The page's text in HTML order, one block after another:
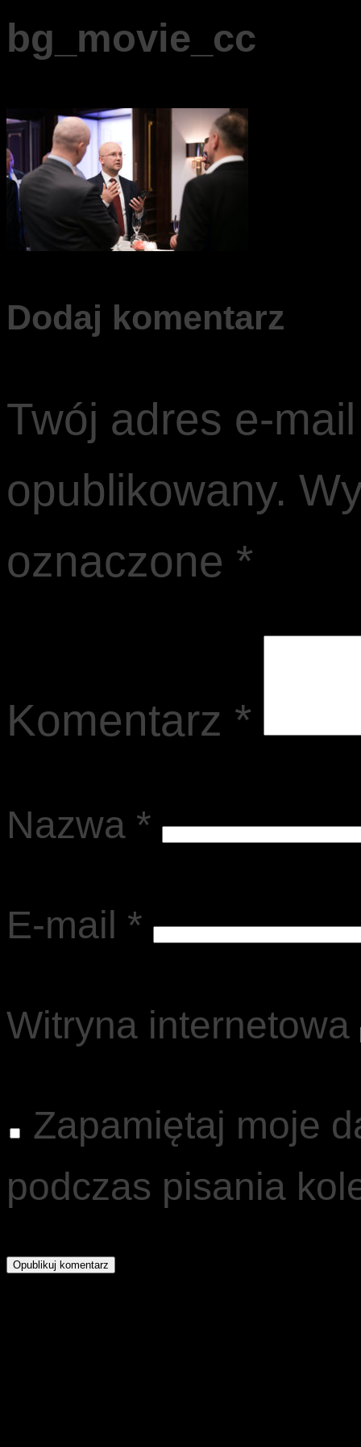
bg_movie_cc
Dodaj komentarz
Twój adres e-
opublikowany.
oznaczone *
Komentarz *
Nazwa *
E-mail *
Witryna internetowa
Zapamiętaj moje
podczas pisania